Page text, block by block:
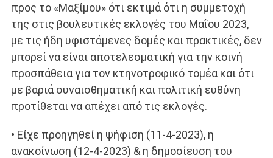
προς το «Μαξίμου» ότι εκτιμά ότι η συμμετοχή
της στις βουλευτικές εκλογές του Μαΐου 2023,
με τις ήδη υφιστάμενες δομές και πρακτικές, δεν
μπορεί να είναι αποτελεσματική για την κοινή
προσπάθεια για τον κτηνοτροφικό τομέα και ότι
με βαριά συναισθηματική και πολιτική ευθύνη
προτίθεται να απέχει από τις εκλογές.
• Είχε προηγηθεί η ψήφιση (11-4-2023), η
ανακοίνωση (12-4-2023) & η δημοσίευση του